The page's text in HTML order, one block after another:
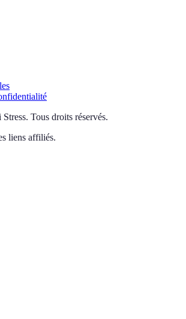
Stress. Tous droits réservés.
liens affiliés.